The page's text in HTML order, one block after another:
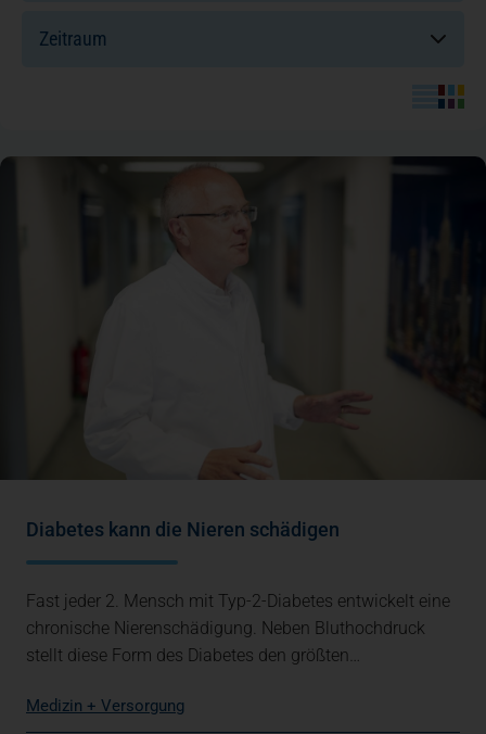
Diabetes kann die Nieren schädigen
Fast jeder 2. Mensch mit Typ-2-Diabetes entwickelt eine
chronische Nierenschädigung. Neben Bluthochdruck
stellt diese Form des Diabetes den größten…
Medizin + Versorgung